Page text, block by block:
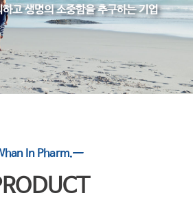
고 생명의 소중함을 추구하는 기업
In Pharm.